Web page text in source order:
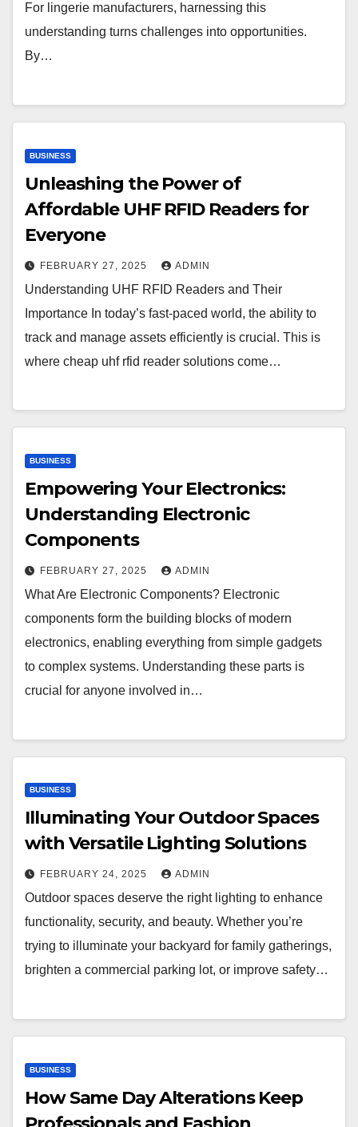
For lingerie manufacturers, harnessing this
understanding turns challenges into opportunities.
By…
BUSINESS
Unleashing the Power of
Affordable UHF RFID Readers for
Everyone
FEBRUARY 27, 2025 ADMIN
Understanding UHF RFID Readers and Their
Importance In today’s fast-paced world, the ability to
track and manage assets efficiently is crucial. This is
where cheap uhf rfid reader solutions come…
BUSINESS
Empowering Your Electronics:
Understanding Electronic
Components
FEBRUARY 27, 2025 ADMIN
What Are Electronic Components? Electronic
components form the building blocks of modern
electronics, enabling everything from simple gadgets
to complex systems. Understanding these parts is
crucial for anyone involved in…
BUSINESS
Illuminating Your Outdoor Spaces
with Versatile Lighting Solutions
FEBRUARY 24, 2025 ADMIN
Outdoor spaces deserve the right lighting to enhance
functionality, security, and beauty. Whether you’re
trying to illuminate your backyard for family gatherings,
brighten a commercial parking lot, or improve safety…
BUSINESS
How Same Day Alterations Keep